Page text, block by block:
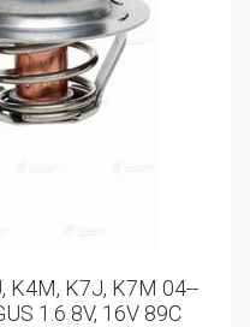
K4M, K7J, K7M 04--
1.6 8V, 16V 89C